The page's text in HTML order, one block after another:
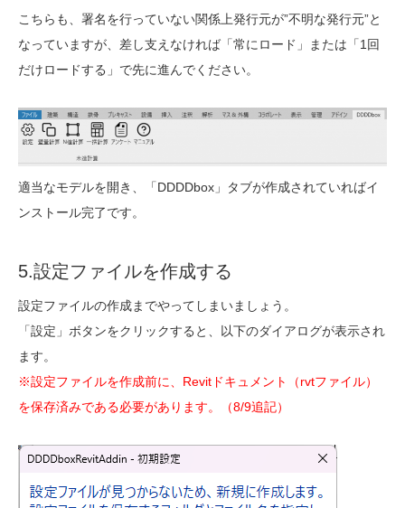
こちらも、署名を行っていない関係上発行元が”不明な発行元”と
なっていますが、差し支えなければ「常にロード」または「1回
だけロードする」で先に進んでください。
適当なモデルを開き、「DDDDbox」タブが作成されていればイ
ンストール完了です。
5.設定ファイルを作成する
設定ファイルの作成までやってしまいましょう。
「設定」ボタンをクリックすると、以下のダイアログが表示され
ます。
※設定ファイルを作成前に、Revitドキュメント（rvtファイル）
を保存済みである必要があります。（8/9追記）